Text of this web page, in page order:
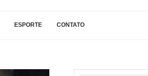
ESPORTE CONTATO